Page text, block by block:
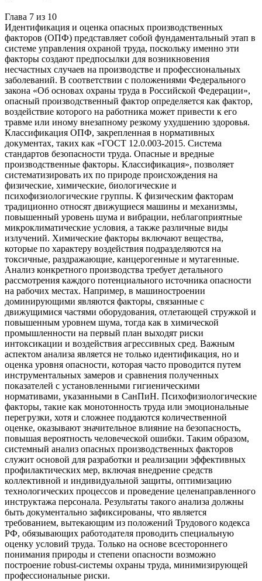
Глава 7 из 10
Идентификация и оценка опасных производственных
факторов (ОПФ) представляет собой фундаментальный этап в
системе управления охраной труда, поскольку именно эти
факторы создают предпосылки для возникновения
несчастных случаев на производстве и профессиональных
заболеваний. В соответствии с положениями Федерального
закона «Об основах охраны труда в Российской Федерации»,
опасный производственный фактор определяется как фактор,
воздействие которого на работника может привести к его
травме или иному внезапному резкому ухудшению здоровья.
Классификация ОПФ, закрепленная в нормативных
документах, таких как «ГОСТ 12.0.003-2015. Система
стандартов безопасности труда. Опасные и вредные
производственные факторы. Классификация», позволяет
систематизировать их по природе происхождения на
физические, химические, биологические и
психофизиологические группы. К физическим факторам
традиционно относят движущиеся машины и механизмы,
повышенный уровень шума и вибрации, неблагоприятные
микроклиматические условия, а также различные виды
излучений. Химические факторы включают вещества,
которые по характеру воздействия подразделяются на
токсичные, раздражающие, канцерогенные и мутагенные.
Анализ конкретного производства требует детального
рассмотрения каждого потенциального источника опасности
на рабочих местах. Например, в машиностроении
доминирующими являются факторы, связанные с
движущимися частями оборудования, отлетающей стружкой и
повышенным уровнем шума, тогда как в химической
промышленности на первый план выходят риски
интоксикации и воздействия агрессивных сред. Важным
аспектом анализа является не только идентификация, но и
оценка уровня опасности, которая часто проводится путем
инструментальных замеров и сравнения полученных
показателей с установленными гигиеническими
нормативами, указанными в СанПиН. Психофизиологические
факторы, такие как монотонность труда или эмоциональные
перегрузки, хотя и сложнее поддаются количественной
оценке, оказывают значительное влияние на безопасность,
повышая вероятность человеческой ошибки. Таким образом,
системный анализ опасных производственных факторов
служит основой для разработки и реализации эффективных
профилактических мер, включая внедрение средств
коллективной и индивидуальной защиты, оптимизацию
технологических процессов и проведение целенаправленного
инструктажа персонала. Результаты такого анализа должны
быть документально зафиксированы, что является
требованием, вытекающим из положений Трудового кодекса
РФ, обязывающих работодателя проводить специальную
оценку условий труда. Только на основе всестороннего
понимания природы и степени опасности возможно
построение robust-системы охраны труда, минимизирующей
профессиональные риски.